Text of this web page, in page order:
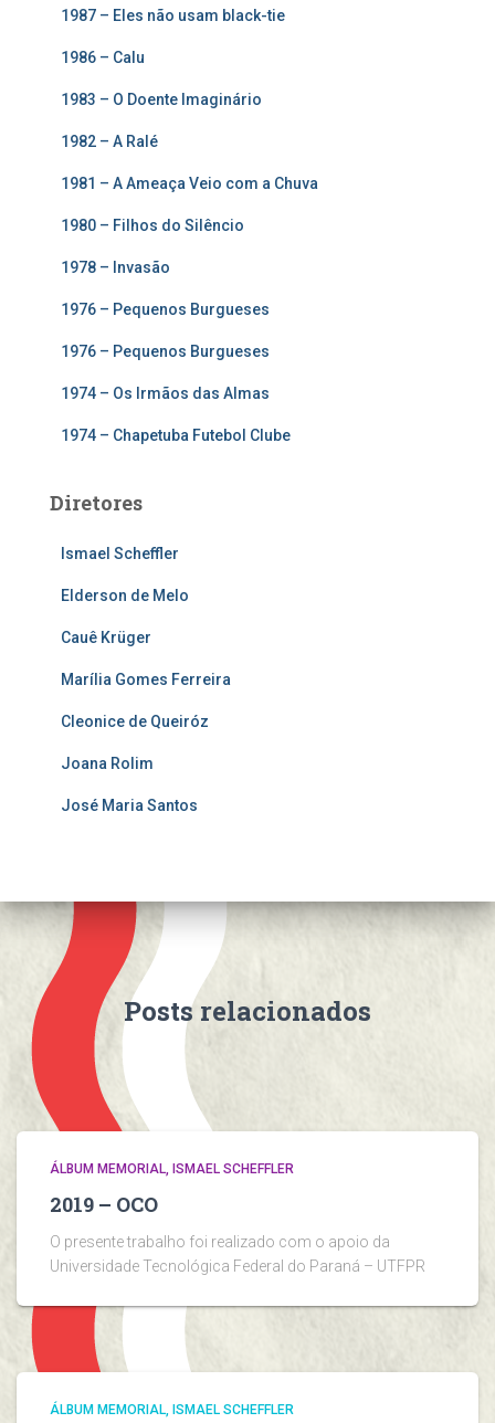
1987 – Eles não usam black-tie
1986 – Calu
1983 – O Doente Imaginário
1982 – A Ralé
1981 – A Ameaça Veio com a Chuva
1980 – Filhos do Silêncio
1978 – Invasão
1976 – Pequenos Burgueses
1976 – Pequenos Burgueses
1974 – Os Irmãos das Almas
1974 – Chapetuba Futebol Clube
Diretores
Ismael Scheffler
Elderson de Melo
Cauê Krüger
Marília Gomes Ferreira
Cleonice de Queiróz
Joana Rolim
José Maria Santos
Posts relacionados
ÁLBUM MEMORIAL ISMAEL SCHEFFLER
2019 – OCO
O presente trabalho foi realizado com o apoio da
Universidade Tecnológica Federal do Paraná – UTFPR
ÁLBUM MEMORIAL ISMAEL SCHEFFLER